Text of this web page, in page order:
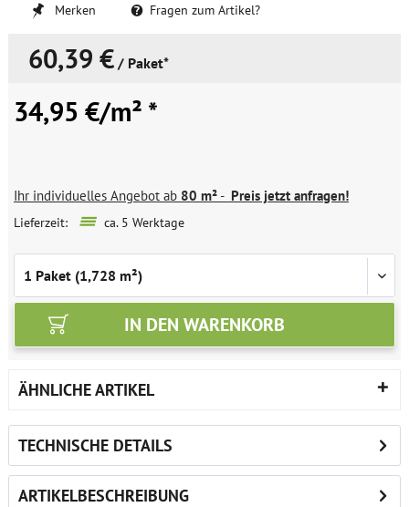
Merken Fragen zum Artikel?
60,39 € / Paket*
34,95 €/m² *
Ihr individuelles Angebot ab 80 m²- Preis jetzt anfragen!
Lieferzeit: ca. 5 Werktage
IN DEN WARENKORB
ÄHNLICHE ARTIKEL
TECHNISCHE DETAILS
ARTIKELBESCHREIBUNG